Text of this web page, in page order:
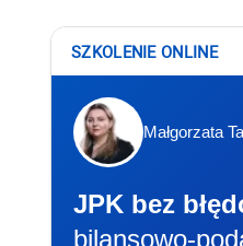
SZKOLENIE ONLINE
Małgorzata
JPK bez
bilansowo-